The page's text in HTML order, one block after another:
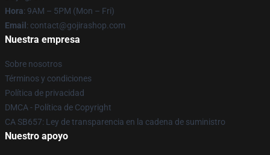
Hora: 9AM – 5PM (Mon – Fri)
Email : contact@gojirashop.com
Nuestra empresa
Sobre nosotros
Términos y condiciones
Política de privacidad
DMCA - Política de Copyright
CA SB657: Ley de transparencia en la cadena de suministro
Nuestro apoyo